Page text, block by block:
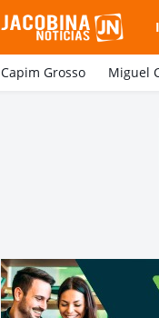
Capim Grosso Miguel